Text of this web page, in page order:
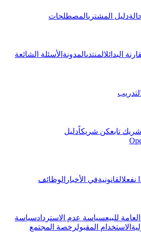
دليل المشتريالمصطلحات
البدائلالمنتدىالمدونة الأسئلة الشائعة
التدريب
شريك تابعكن شريكاًدليل
نفعلالقانونيةفي الأخبار الوظائف
للبيعسياسة عدم الاستردادسياسة
الاستخدام المقبولرخصة المجتمع